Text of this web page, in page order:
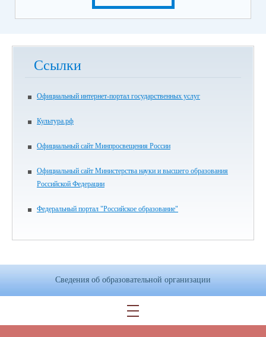
Ссылки
Официальный интернет-портал государственных услуг
Культура.рф
Официальный сайт Минпросвещения России
Официальный сайт Министерства науки и высшего образования
Российской Федерации
Федеральный портал "Российское образование"
Сведения об образовательной организации